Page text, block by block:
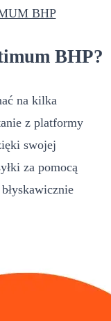
BHP
BHP?
na kilka
z platformy
swojej
za pomocą